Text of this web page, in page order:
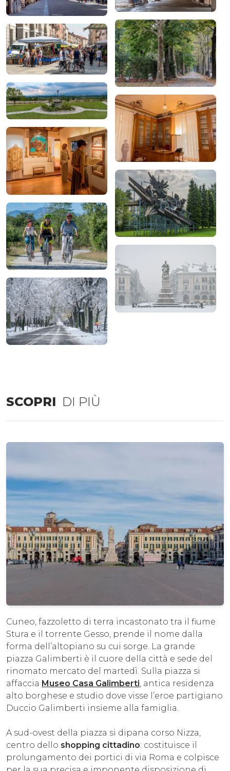
SCOPRI DI PIÙ
Cuneo, fazzoletto di terra incastonato tra il fiume
Stura e il torrente Gesso, prende il nome dalla
forma dell’altopiano su cui sorge. La grande
piazza Galimberti è il cuore della città e sede del
rinomato mercato del martedì. Sulla piazza si
affaccia Museo Casa Galimberti, antica residenza
alto borghese e studio dove visse l’eroe partigiano
Duccio Galimberti insieme alla famiglia.
A sud-ovest della piazza si dipana corso Nizza,
centro dello shopping cittadino: costituisce il
prolungamento dei portici di via Roma e colpisce